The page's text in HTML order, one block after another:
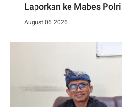
Laporkan ke Mabes
August 06, 2026